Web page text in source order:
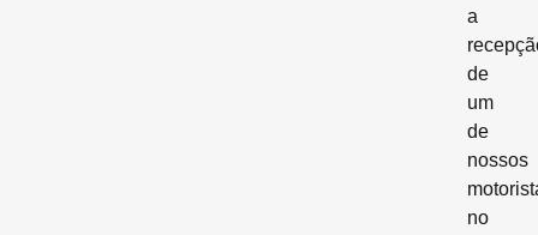
a
de
um
de
nossos
no